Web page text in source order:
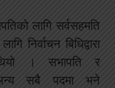
लागि सर्वसहमति
निर्वाचन बिधिद्वारा
। सभापति र
सबै पदमा भने